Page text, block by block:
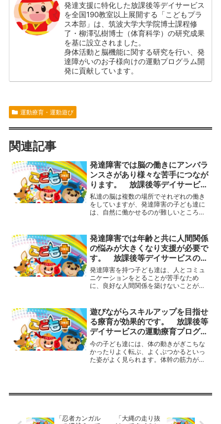
発達支援に特化した放課後等デイサービス
を全国190教室以上展開する「こどもプラ
ス本部」は、筑波大学大学院博士課程修
了・柳澤弘樹博士（体育科学）の研究成果
を基に設立されました。
身体活動と脳機能に関する研究を行い、発
達障がいのお子様向けの運動プログラム開
発に貢献しています。
運動療育・運動遊び
関連記事
発達障害では脳の働きにアンバラ
ンスさがあり様々な苦手につなが
ります。 放課後等デイサービス
の運動療育プログラム
私達の脳は複数の場所でそれぞれの働き
をしていますが、発達障害の子ども達に
は、自然に働かせるのが難しいところが
部分と黒い部分の区別ができること、文
字の形を線の数や位置、曲...
発達障害では年齢と共に人間関係
の悩みが大きくなり支援が必要で
す。 放課後等デイサービスの運
動療育プログラム
発達障害を持つ子ども達は、人とコミュ
ニケーションをとることが苦手なため
に、良好な人間関係を築けないことが多
が難しいのが脳の特性なので、自分では
努力しているつもりでもな...
遊びながらスキルアップを目指せ
る療育が効果的です。 放課後等
デイサービスの運動療育プログラ
ム
今の子ども達には、体の動きがぎこちな
かったりよく転ぶ、よくぶつかるといっ
た姿がよく見られます。体幹の筋力が弱
「忍者カンガル
「大縄の走り抜